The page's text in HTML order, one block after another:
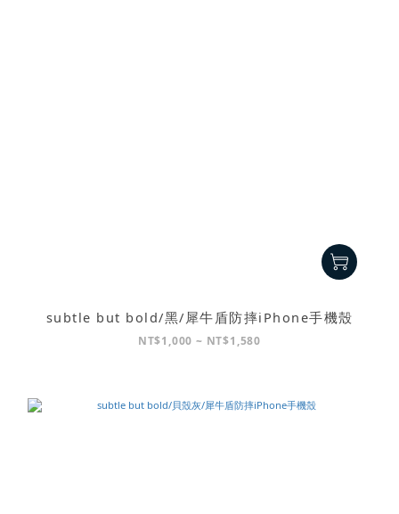
subtle but bold/黑/犀牛盾防摔iPhone手機殼
NT$1,000 ~ NT$1,580